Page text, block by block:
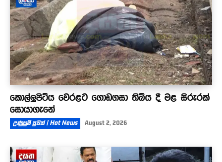
කොල්ලුපිටිය වෙරළට ගොඩගසා තිබිය දී මළ සිරුරක්
සොයාගැනේ
උණුසුම් පුවත් | Hot News August 2, 2026